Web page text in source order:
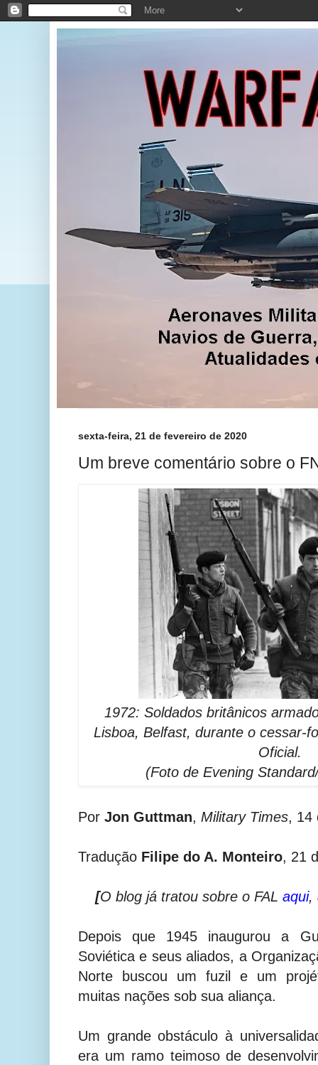
sexta-feira, 21 de fevereiro de 2020
Um breve comentário sobre o
1972: Soldados britânicos
Lisboa, Belfast, durante o cessar-
Oficial.
(Foto de Evening
Por Jon Guttman, Military Times, 14
Tradução Filipe do A. Monteiro, 21
[O blog já tratou sobre o FALaqui,
Depois que 1945 inaugurou a
Soviética e seus aliados, a
Norte buscou um fuzil e um
muitas nações sob sua aliança.
Um grande obstáculo à
era um ramo teimoso de